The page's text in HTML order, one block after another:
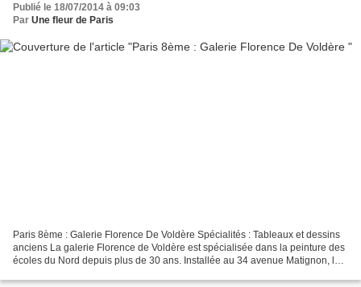
Publié le 18/07/2014 à 09:03
Par Une fleur de Paris
Paris 8ème : Galerie Florence De Voldère Spécialités : Tableaux et dessins
anciens La galerie Florence de Voldère est spécialisée dans la peinture des
écoles du Nord depuis plus de 30 ans. Installée au 34 avenue Matignon, la